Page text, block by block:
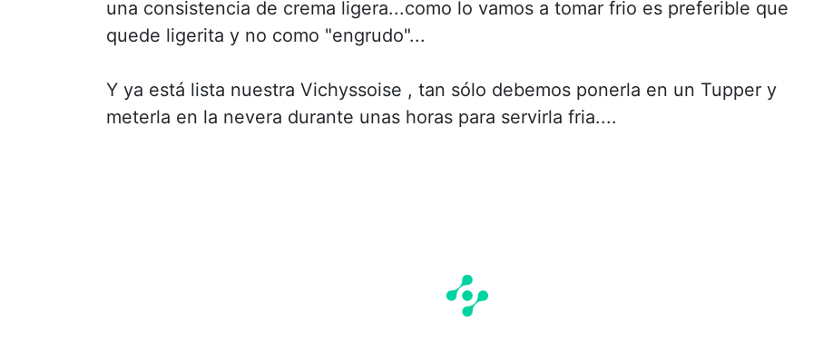
una consistencia de crema ligera...como lo vamos a tomar frio es preferible que
quede ligerita y no como "engrudo"...
Y ya está lista nuestra Vichyssoise , tan sólo debemos ponerla en un Tupper y
meterla en la nevera durante unas horas para servirla fria....